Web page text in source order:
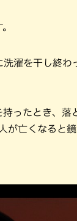
濯を干し終わ
ったとき、落
が亡くなると